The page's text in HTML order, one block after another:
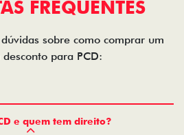
FREQUENTES
sobre como comprar um
desconto para PCD:
e quem tem direito?